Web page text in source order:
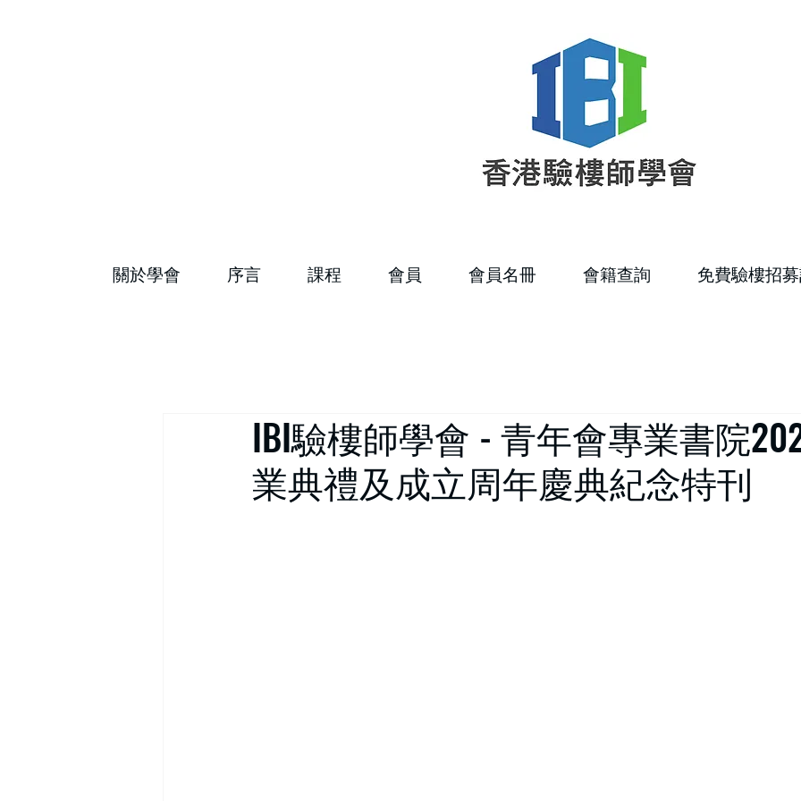
關於學會 序言 課程 會員 會員名冊 會籍查詢 免費驗樓招
IBI驗樓師學會 - 青年會專業書院
業典禮及成立周年慶典紀念特刊